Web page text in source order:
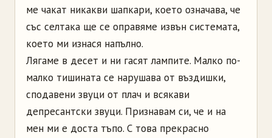
ме чакат никакви шапкари, което означава, че
със селтака ще се оправяме извън системата,
което ми изнася напълно.
Лягаме в десет и ни гасят лампите. Малко по-
малко тишината се нарушава от въздишки,
сподавени звуци от плач и всякави
депресантски звуци. Признавам си, че и на
мен ми е доста тъпо. С това прекрасно